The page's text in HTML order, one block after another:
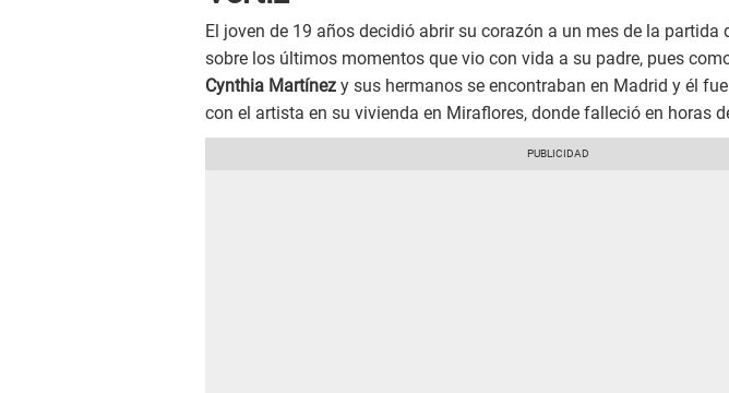
El joven de 19 años decidió abrir su corazón a un mes de la partida
sobre los últimos momentos que vio con vida a su padre, pues
Cynthia Martínez y sus hermanos se encontraban en Madrid y él
con el artista en su vivienda en Miraflores, donde falleció en horas